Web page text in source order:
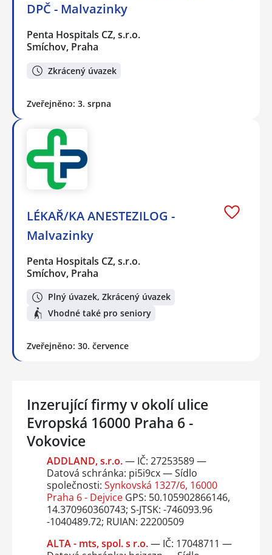
DPČ - Malvazinky
Penta Hospitals CZ, s.r.o.
Smíchov, Praha
Zkrácený úvazek
Zveřejněno: 3. srpna
LÉKAŘ/KA ANESTEZILOG -
Malvazinky
Penta Hospitals CZ, s.r.o.
Smíchov, Praha
Plný úvazek, Zkrácený úvazek
Vhodné také pro seniory
Zveřejněno: 30. července
Inzerující firmy v okolí ulice
Evropská 16000 Praha 6 -
Vokovice
ADDLAND, s.r.o.— IČ: 27253589 —
Datová schránka: pi5i9cx — Sídlo
společnosti: Synkovská 1327/6, 16000
Praha 6 - DejviceGPS: 50.105902866146,
14.370960360743; S-JTSK: -746093.96
-1040489.72; RUIAN: 22200509
ALTA - mts, spol. s r.o.— IČ: 17048711 —